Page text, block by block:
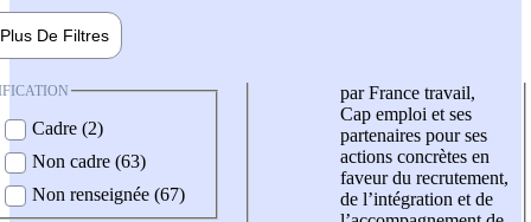
Plus De Filtres
Cadre (2)
Non cadre (63)
Non renseignée (67)
par France travail,
Cap emploi et ses
partenaires pour ses
actions concrètes en
faveur du recrutement,
de l’intégration et de